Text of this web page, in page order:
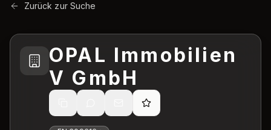
Zurück zur Suche
OPAL Immobilien
V GmbH